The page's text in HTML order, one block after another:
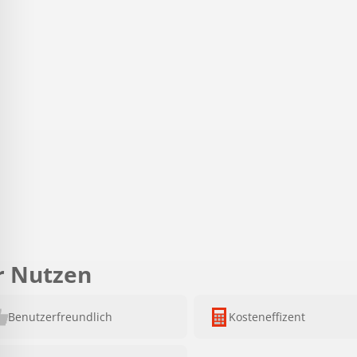
Nutzen
Benutzerfreundlich Kosteneffizent